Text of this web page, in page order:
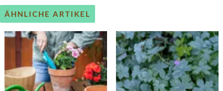
ÄHNLICHE ARTIKEL